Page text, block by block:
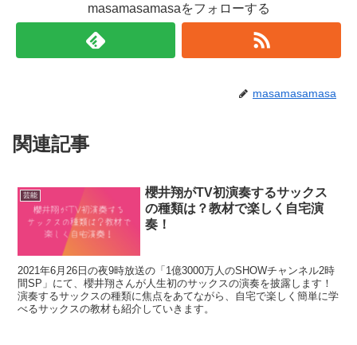
masamasamasaをフォローする
masamasamasa
関連記事
芸能
櫻井翔がTV初演奏するサックス
の種類は？教材で楽しく自宅演
奏！
2021年6月26日の夜9時放送の「1億3000万人のSHOWチャンネル2時
間SP」にて、櫻井翔さんが人生初のサックスの演奏を披露します！
演奏するサックスの種類に焦点をあてながら、自宅で楽しく簡単に学
べるサックスの教材も紹介していきます。